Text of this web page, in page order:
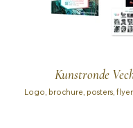
Kunstronde
Logo, brochure, posters,